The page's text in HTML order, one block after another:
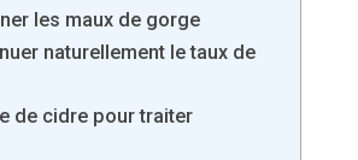
les maux de gorge
naturellement le taux de
de cidre pour traiter